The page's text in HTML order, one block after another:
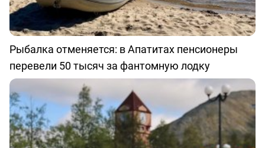
Рыбалка отменяется: в Апатитах пенсионеры
перевели 50 тысяч за фантомную лодку